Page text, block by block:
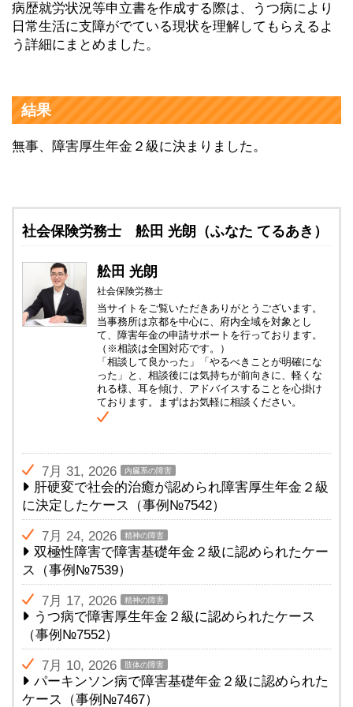
病歴就労状況等申立書を作成する際は、うつ病により
日常生活に支障がでている現状を理解してもらえるよ
う詳細にまとめました。
結果
無事、障害厚生年金２級に決まりました。
社会保険労務士 舩田 光朗（ふなた てるあき）
舩田 光朗
社会保険労務士
当サイトをご覧いただきありがとうございます。
当事務所は京都を中心に、府内全域を対象とし
て、障害年金の申請サポートを行っております。
（※相談は全国対応です。）
「相談して良かった」「やるべきことが明確にな
った」と、相談後には気持ちが前向きに、軽くな
れる様、耳を傾け、アドバイスすることを心掛け
ております。まずはお気軽に相談ください。
7月 31, 2026 内臓系の障害
肝硬変で社会的治癒が認められ障害厚生年金２級
に決定したケース（事例№7542）
7月 24, 2026 精神の障害
双極性障害で障害基礎年金２級に認められたケー
ス（事例№7539）
7月 17, 2026 精神の障害
うつ病で障害厚生年金２級に認められたケース
（事例№7552）
7月 10, 2026 肢体の障害
パーキンソン病で障害基礎年金２級に認められた
ケース（事例№7467）